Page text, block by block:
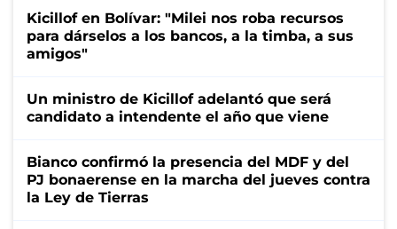
Kicillof en Bolívar: "Milei nos roba recursos
para dárselos a los bancos, a la timba, a sus
amigos"
Un ministro de Kicillof adelantó que será
candidato a intendente el año que viene
Bianco confirmó la presencia del MDF y del
PJ bonaerense en la marcha del jueves contra
la Ley de Tierras